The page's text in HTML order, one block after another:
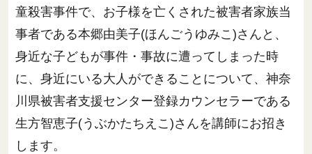
童殺害事件で、お子様を亡くされた被害者家族当
事者である本郷由美子(ほんごうゆみこ)さんと、
身近な子どもが事件・事故に遭ってしまった時
に、身近にいる大人ができることについて、神奈
川県被害者支援センター登録カウンセラーである
生方智恵子(うぶかたちえこ)さんを講師にお招き
します。